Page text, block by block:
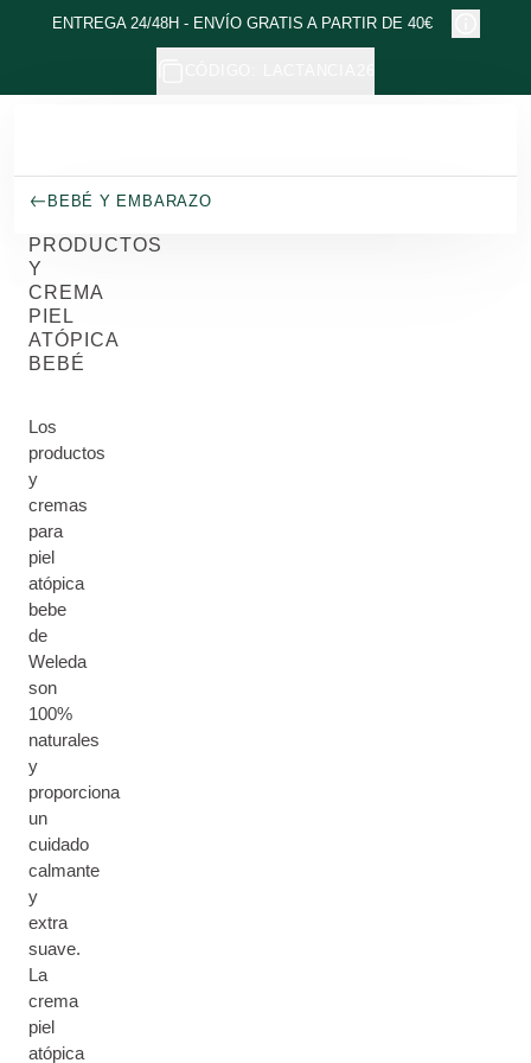
Ir al contenido principal
ENTREGA 24/48H - ENVÍO GRATIS A PARTIR DE 40€
BEBÉ Y EMBARAZO
PRODUCTOS
Y
CREMA
PIEL
ATÓPICA
BEBÉ
Los
productos
y
cremas
para
piel
atópica
bebe
de
Weleda
son
100%
naturales
y
proporciona
un
cuidado
calmante
y
extra
suave.
La
crema
piel
atópica